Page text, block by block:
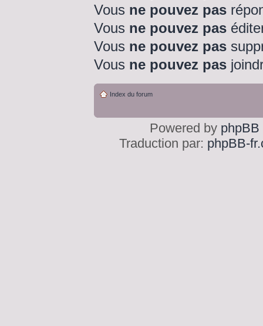
Vous ne pouvez pas
Vous ne pouvez pas
Vous ne pouvez pas
Vous ne pouvez pas
Index du forum
Powered by phpBB
Traduction par: phpBB-